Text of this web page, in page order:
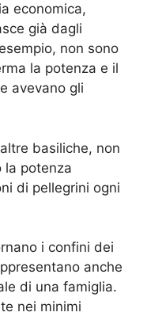
economica,
già dagli
non sono
la potenza e il
avevano gli
basiliche, non
la potenza
di pellegrini ogni
i confini dei
anche
di una famiglia.
nei minimi